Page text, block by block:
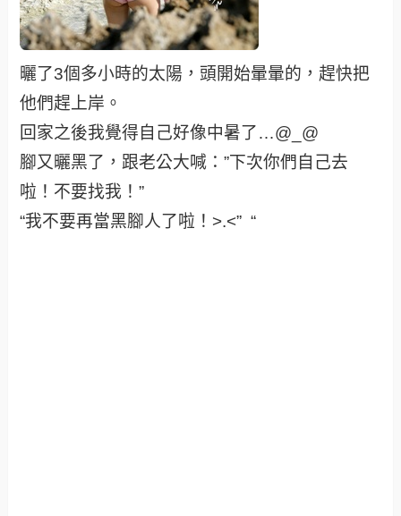
曬了3個多小時的太陽，頭開始暈暈的，趕快把
他們趕上岸。
回家之後我覺得自己好像中暑了…@_@
腳又曬黑了，跟老公大喊：”下次你們自己去
啦！不要找我！”
“我不要再當黑腳人了啦！>.<” “